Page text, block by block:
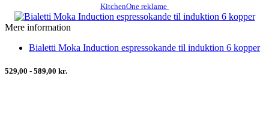
KitchenOne reklame
Mere information
Bialetti Moka Induction espressokande til induktion 6 kopper
529,00 - 589,00 kr.